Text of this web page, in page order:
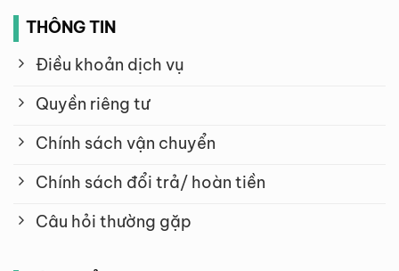
THÔNG TIN
Điều khoản dịch vụ
Quyền riêng tư
Chính sách vận chuyển
Chính sách đổi trả/ hoàn tiền
Câu hỏi thường gặp